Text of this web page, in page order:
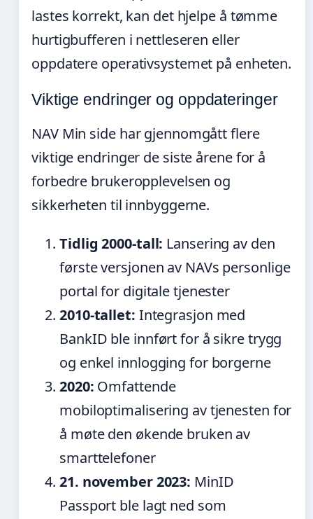
lastes korrekt, kan det hjelpe å tømme
hurtigbufferen i nettleseren eller
oppdatere operativsystemet på enheten.
Viktige endringer og oppdateringer
NAV Min side har gjennomgått flere
viktige endringer de siste årene for å
forbedre brukeropplevelsen og
sikkerheten til innbyggerne.
Tidlig 2000-tall: Lansering av den
første versjonen av NAVs personlige
portal for digitale tjenester
2010-tallet: Integrasjon med
BankID ble innført for å sikre trygg
og enkel innlogging for borgerne
2020: Omfattende
mobiloptimalisering av tjenesten for
å møte den økende bruken av
smarttelefoner
21. november 2023: MinID
Passport ble lagt ned som